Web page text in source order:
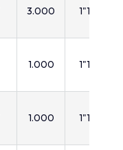
3.000 1"1/2
1.000 1"1/4
1.000 1"1/4